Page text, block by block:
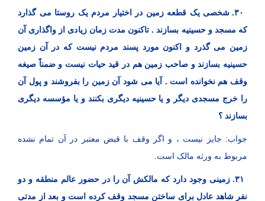
۳۰. شخصی یک قطعه زمین در اختیار مردم یک روستا می گذارد
که مسجد و حسینیه بسازند . تاکنون مدت زمان زیادی از واگذاری آن
زمین می گذرد و اکنون مورد پسند مردم نیست که در آن زمین
حسینیه بسازند و صاحب زمین هم در قید حیات نیست و ضمناً صیغه
وقف هم نخوانده است . آیا می شود آن زمین را بفروشند و پول آن
را خرج مسجدی دیگر و یا حسینیه دیگری بکنند و یا مؤسسه دیگری
بسازند ؟
جواب: جایز نیست ، و اگر وقف با قبض معتبر در آن تمام نشده
مربوط به ورثه مالک است.
۳۱. زمینی وجود دارد که مالکش آن را در حضور عالم منطقه و دو
نفر شاهد عادل برای ساختن مسجد وقف کرده است و بعد از مدتی